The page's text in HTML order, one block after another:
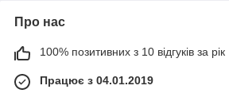
Про нас
100% позитивних з 10 відгуків за рік
Працює з 04.01.2019